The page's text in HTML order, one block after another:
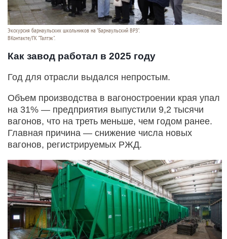
Экскурсия барнаульских школьников на "Барнаульский ВРЗ".
ВКонтакте/ГК "Талтэк".
Как завод работал в 2025 году
Год для отрасли выдался непростым.
Объем производства в вагоностроении края упал
на 31% — предприятия выпустили 9,2 тысячи
вагонов, что на треть меньше, чем годом ранее.
Главная причина — снижение числа новых
вагонов, регистрируемых РЖД.